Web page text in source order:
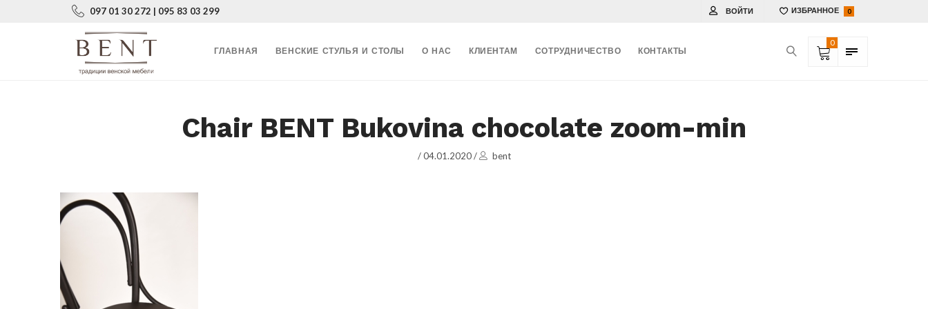
097 01 30 272 | 095 83 03 299 0
ИЗБРАННОЕ
ВОЙТИ
0
ГЛАВНАЯ ВЕНСКИЕ СТУЛЬЯ И СТОЛЫ О НАС КЛИЕНТАМ СОТРУДНИЧЕСТВО КОНТАКТЫ
Chair BENT Bukovina chocolate zoom-min
/ 04.01.2020 / bent